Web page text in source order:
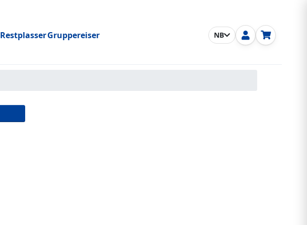
Toggle submenu
RestplasserGruppereiser NB